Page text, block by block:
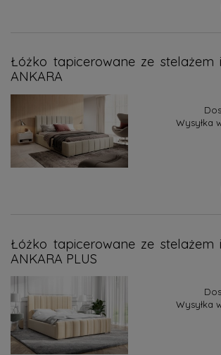
Łóżko tapicerowane ze stelażem
ANKARA
Wysyłka
Łóżko tapicerowane ze stelażem
ANKARA PLUS
Wysyłka